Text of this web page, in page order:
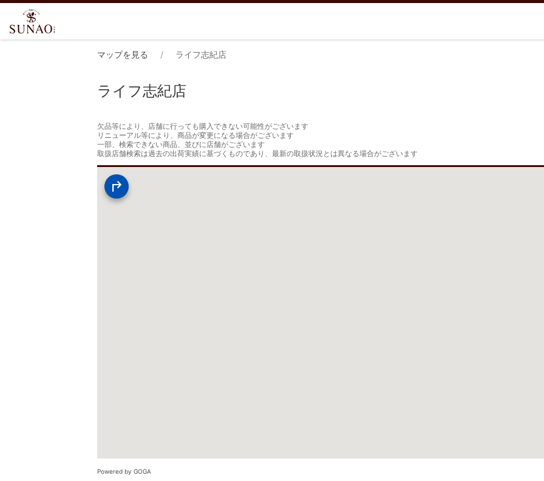
マップを見る ライフ志紀店
ライフ志紀店
欠品等により、店舗に行っても購入できない可能性がございます
リニューアル等により、商品が変更になる場合がございます
一部、検索できない商品、並びに店舗がございます
取扱店舗検索は過去の出荷実績に基づくものであり、最新の取扱状況とは異なる場合がございます
Powered by GOGA